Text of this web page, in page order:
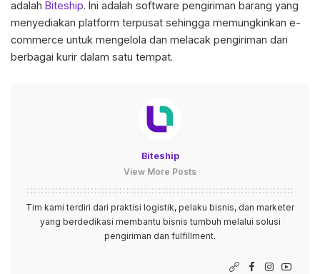
adalah Biteship. Ini adalah software pengiriman barang yang
menyediakan platform terpusat sehingga memungkinkan e-
commerce untuk mengelola dan melacak pengiriman dari
berbagai kurir dalam satu tempat.
Biteship
View More Posts
Tim kami terdiri dari praktisi logistik, pelaku bisnis, dan marketer
yang berdedikasi membantu bisnis tumbuh melalui solusi
pengiriman dan fulfillment.